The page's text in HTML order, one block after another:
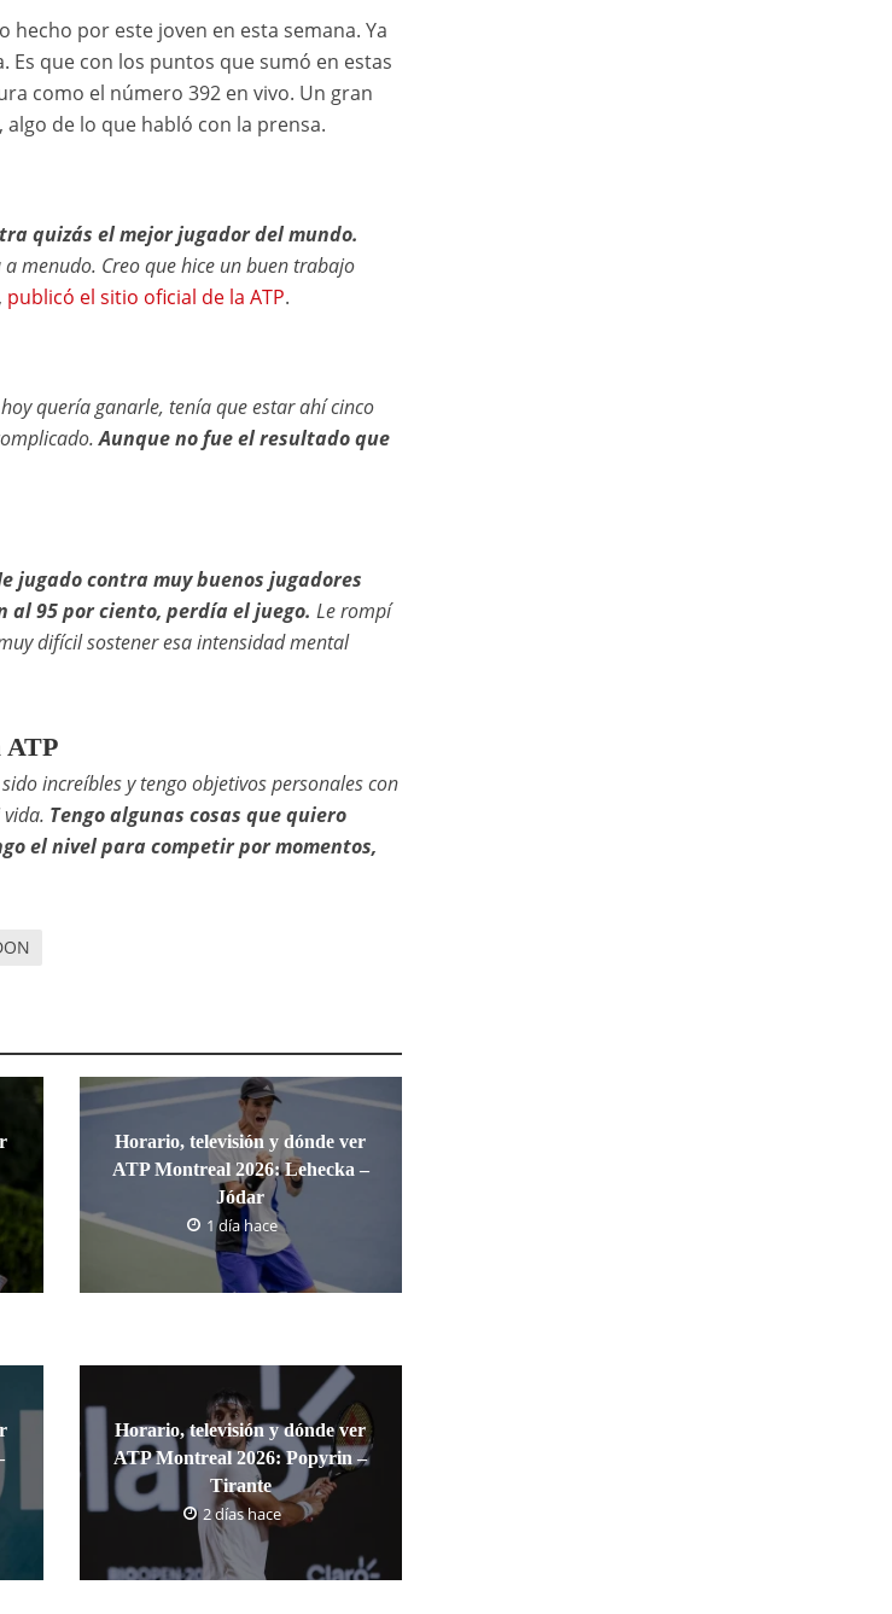
hecho por este joven en esta semana. Ya
que con los puntos que sumó en estas
como el número 392 en vivo. Un gran
de lo que habló con la prensa.
quizás el mejor jugador del mundo.
menudo. Creo que hice un buen trabajo
publicó el sitio oficial de la ATP.
quería ganarle, tenía que estar ahí cinco
Aunque no fue el resultado que
jugado contra muy buenos jugadores
al 95 por ciento, perdía el juego. Le rompí
difícil sostener esa intensidad mental
ATP
increíbles y tengo objetivos personales con
Tengo algunas cosas que quiero
el nivel para competir por momentos,
Horario, televisión y dónde ver
ATP Montreal 2026: Lehecka –
Jódar
1 día hace
Horario, televisión y dónde ver
ATP Montreal 2026: Popyrin –
Tirante
2 días hace